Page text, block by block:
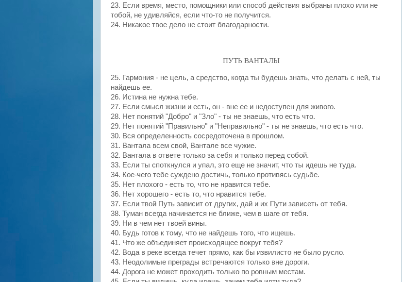
23. Если время, место, помощники или способ действия выбраны плохо или не
тобой, не удивляйся, если что-то не получится.
24. Никакое твое дело не стоит благодарности.
ПУТЬ ВАHТАЛЫ
25. Гармония - не цель, а средство, когда ты будешь знать, что делать с ней, ты
найдешь ее.
26. Истина не нужна тебе.
27. Если смысл жизни и есть, он - вне ее и недоступен для живого.
28. Нет понятий "Добро" и "Зло" - ты не знаешь, что есть что.
29. Нет понятий "Правильно" и "Неправильно" - ты не знаешь, что есть что.
30. Вся определенность сосредоточена в прошлом.
31. Ванталавсем свой, Вантале все чужие.
32. Ванталав ответе только за себя и только перед собой.
33. Если ты споткнулся и упал, это еще не значит, что ты идешь не туда.
34. Кое-чего тебе суждено достичь, только противясь судьбе.
35. Нет плохого - есть то, что не нравится тебе.
36. Нет хорошего - есть то, что нравится тебе.
37. Если твой Путь зависит от других, дай и их Пути зависеть от тебя.
38. Туман всегда начинается не ближе, чем в шаге от тебя.
39. Ни в чем нет твоей вины.
40. Будь готов к тому, что не найдешь того, что ищешь.
41. Что же объединяет происходящее вокруг тебя?
42. Вода в реке всегда течет прямо, как бы извилисто не было русло.
43. Неодолимые преграды встречаются только вне дороги.
44. Дорога не может проходить только по ровным местам.